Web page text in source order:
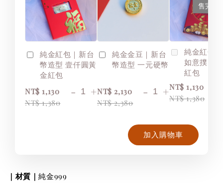
純金紅包｜新台
幣造型 壹仟圓黃
金紅包
NT$ 1,130
NT$ 1,380
- +
純金金豆｜新台
幣造型 一元硬幣
NT$ 2,130
NT$ 2,380
- +
售完
純金紅包
如意撲克
紅包
NT$ 1,130
NT$ 1,380
加入購物車
｜材質｜純金999